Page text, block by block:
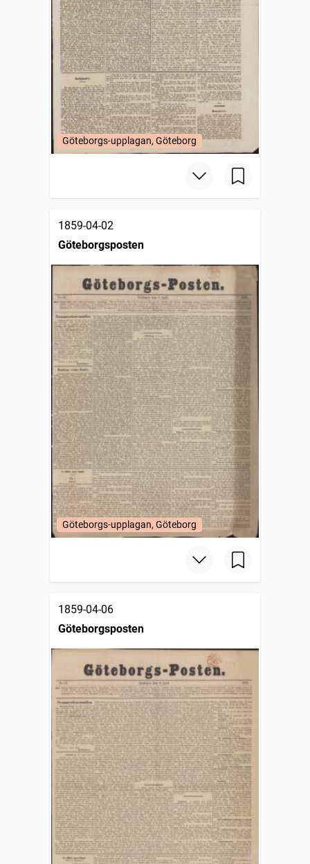
Göteborgs-upplagan, Göteborg
1859-04-02
Göteborgsposten
Göteborgs-upplagan, Göteborg
1859-04-06
Göteborgsposten